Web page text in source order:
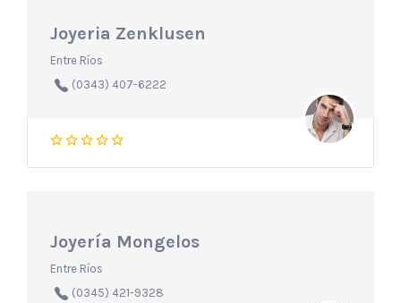
Joyeria Zenklusen
Entre Ríos
(0343) 407-6222
Joyería Mongelos
Entre Ríos
(0345) 421-9328